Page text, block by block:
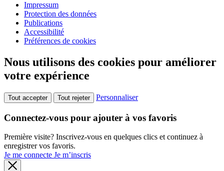
Impressum
Protection des données
Publications
Accessibilité
Préférences de cookies
Nous utilisons des cookies pour améliorer
votre expérience
Tout accepter Tout rejeter Personnaliser
Connectez-vous pour ajouter à vos favoris
Première visite? Inscrivez-vous en quelques clics et continuez à
enregistrer vos favoris.
Je me connecte Je m’inscris